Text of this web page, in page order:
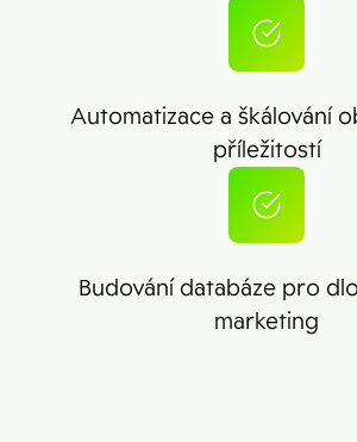
Automatizace a škálování
příležitostí
Budování databáze pro
marketing